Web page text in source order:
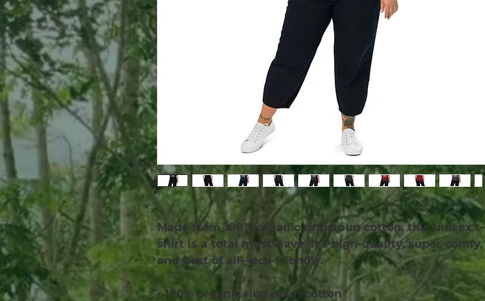
Made from 100% organic ring-spun cotton, this unisex t-
shirt is a total must-have. It's high-quality, super comfy,
and best of all—eco-friendly.
• 100% organic ring-spun cotton